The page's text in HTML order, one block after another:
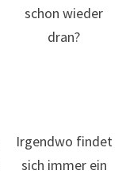
schon wieder
dran?
Irgendwo findet
sich immer ein